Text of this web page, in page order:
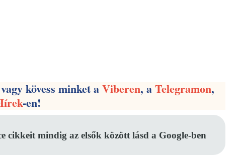
kövess minket aViberen, aTelegramon,
-en!
cikkeit mindig az elsők között lásd a Google-ben